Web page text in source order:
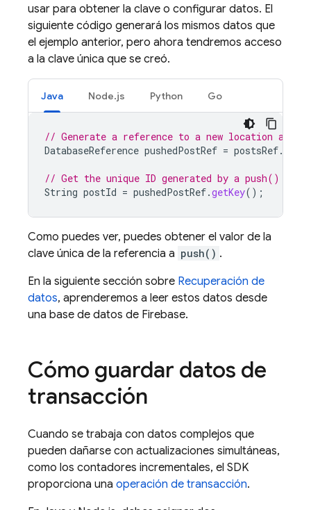
usar para obtener la clave o configurar datos. El
siguiente código generará los mismos datos que
el ejemplo anterior, pero ahora tendremos acceso
a la clave única que se creó.
Java Node.js Python Go
// Generate a reference to a new location and
DatabaseReference pushedPostRef = postsRef.
// Get the unique ID generated by a push()
String postId = pushedPostRef.getKey();
Como puedes ver, puedes obtener el valor de la
clave única de la referencia a push() .
En la siguiente sección sobre Recuperación de
datos, aprenderemos a leer estos datos desde
una base de datos de Firebase.
Cómo guardar datos de
transacción
Cuando se trabaja con datos complejos que
pueden dañarse con actualizaciones simultáneas,
como los contadores incrementales, el SDK
proporciona una operación de transacción.